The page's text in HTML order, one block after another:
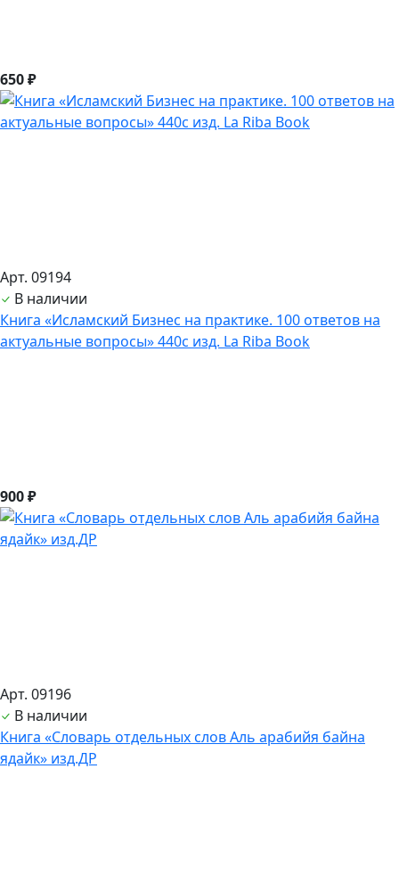
650 ₽
Арт. 09194
В наличии
Книга «Исламский Бизнес на практике. 100 ответов на
актуальные вопросы» 440с изд. La Riba Book
900 ₽
Арт. 09196
В наличии
Книга «Словарь отдельных слов Аль арабийя байна
ядайк» изд.ДР